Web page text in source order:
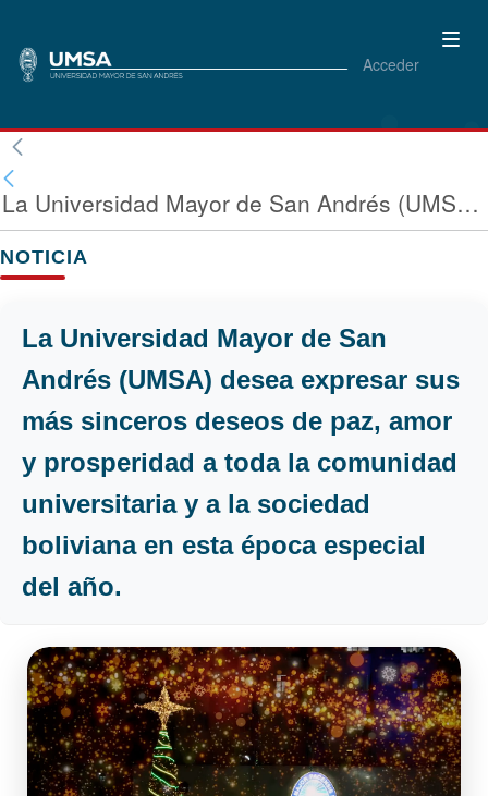
Acceder
La Universidad Mayor de San Andrés (UMSA) desea expresar sus más sinceros deseos de paz, amor y prosperidad a toda la comunidad universitaria y a la sociedad boliviana en esta época especial del año.
NOTICIA
La Universidad Mayor de San
Andrés (UMSA) desea expresar sus
más sinceros deseos de paz, amor
y prosperidad a toda la comunidad
universitaria y a la sociedad
boliviana en esta época especial
del año.